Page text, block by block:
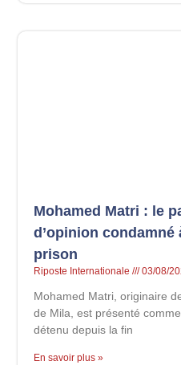
Mohamed Matri : le
d’opinion condamné
prison
Riposte Internationale 03/08/
Mohamed Matri, originaire
de Mila, est présenté
détenu depuis la fin
En savoir plus »